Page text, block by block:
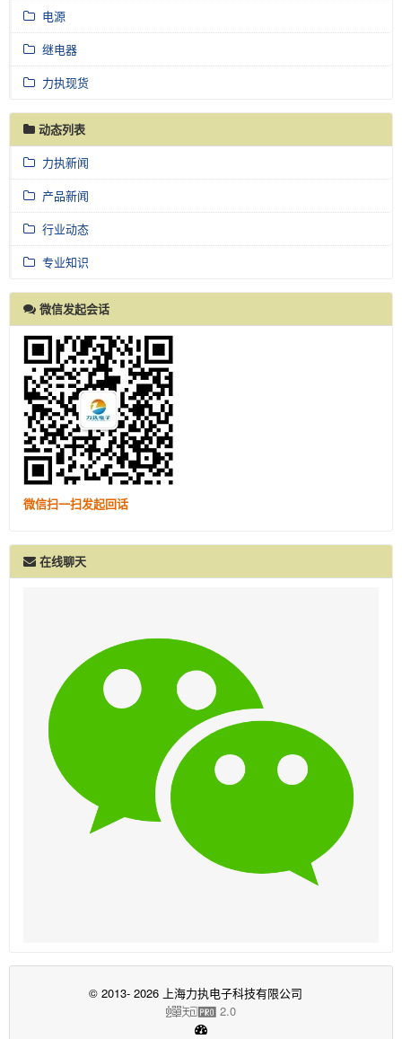
电源
继电器
力执现货
动态列表
力执新闻
产品新闻
行业动态
专业知识
微信发起会话
微信扫一扫发起回话
在线聊天
© 2013- 2026 上海力执电子科技有限公司
2.0